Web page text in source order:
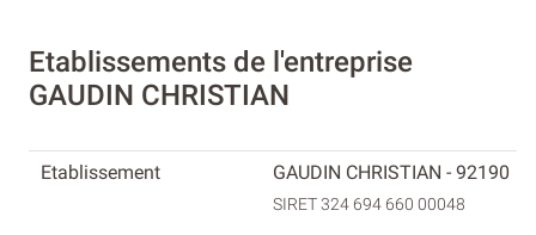
Etablissements de l'entreprise
GAUDIN CHRISTIAN
GAUDIN CHRISTIAN - 92190
SIRET 324 694 660 00048